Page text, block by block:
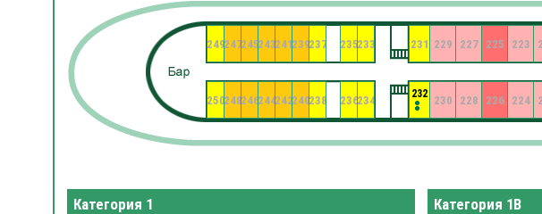
223
224
225
226
227
228
229
230
231
232
233
234
235
236
237
238
239
240
241
242
243
244
245
246
247
248
249
250
Категория 1 Категория 1В